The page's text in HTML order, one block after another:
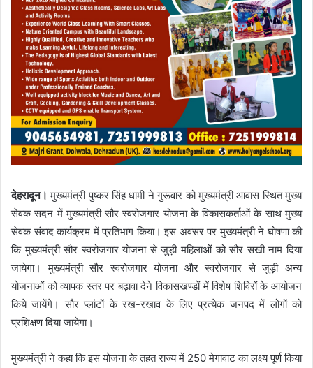
देहरादून।मुख्यमंत्री पुष्कर सिंह धामी ने गुरूवार को मुख्यमंत्री आवास स्थित मुख्य
सेवक सदन में मुख्यमंत्री सौर स्वरोजगार योजना के विकासकर्ताओं के साथ मुख्य
सेवक संवाद कार्यक्रम में प्रतिभाग किया। इस अवसर पर मुख्यमंत्री ने घोषणा की
कि मुख्यमंत्री सौर स्वरोजगार योजना से जुड़ी महिलाओं को सौर सखी नाम दिया
जायेगा। मुख्यमंत्री सौर स्वरोजगार योजना और स्वरोजगार से जुड़ी अन्य
योजनाओं को व्यापक स्तर पर बढ़ावा देने विकासखण्डों में विशेष शिविरों के आयोजन
किये जायेंगे। सौर प्लांटों के रख-रखाव के लिए प्रत्येक जनपद में लोगों को
प्रशिक्षण दिया जायेगा।
मुख्यमंत्री ने कहा कि इस योजना के तहत राज्य में 250 मेगावाट का लक्ष्य पूर्ण किया